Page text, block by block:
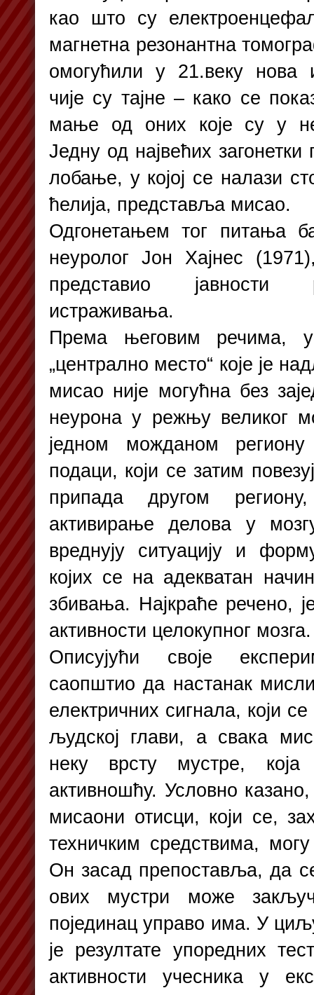
као што су
магнетна резонантна
омогућили у 21.веку нова
чије су тајне – како се
мање од оних које су у
Једну од највећих
лобање, у којој се налази
ћелија, представља мисао.
Одгонетањем тог питања
неуролог Јон Хајнес
представио јавности
истраживања.
Према његовим речима,
„централно место“ које је
мисао није могућна без
неурона у режњу великог
једном можданом региону
подаци, који се затим
припада другом
активирање делова у
вреднују ситуацију и
којих се на адекватан
збивања. Најкраће речено,
активности целокупног мозга.
Описујући своје
саопштио да настанак
електричних сигнала, који
људској глави, а свака
неку врсту мустре, која
активношћу. Условно
мисаони отисци, који се,
техничким средствима,
Он засад препоставља, да
ових мустри може
појединац управо има. У
је резултате упоредних
активности учесника у